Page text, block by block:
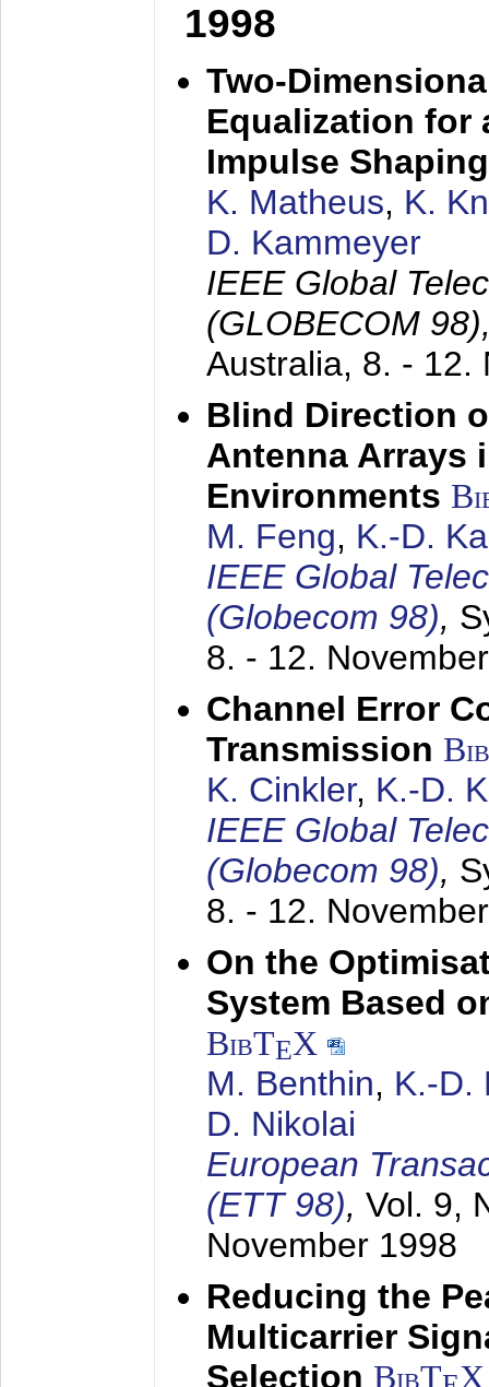
1998
Two-
Equalization for
Impulse
K. Matheus, K.
D. Kammeyer
IEEE Global
(GLOBECOM
Australia, 8. - 12.
Blind Direction
Antenna Arrays
Environments
M. Feng, K.-D.
IEEE Global
(Globecom 98),
8. - 12.
Channel Error
Transmission
K. Cinkler, K.-D.
IEEE Global
(Globecom 98),
8. - 12.
On the
System Based
BibTEX
M. Benthin, K.-D.
D. Nikolai
European
(ETT 98), Vol. 9,
November 1998
Reducing the
Multicarrier
Selection BibT X